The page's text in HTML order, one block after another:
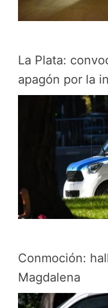
La Plata:
apagón por la
Conmoción:
Magdalena